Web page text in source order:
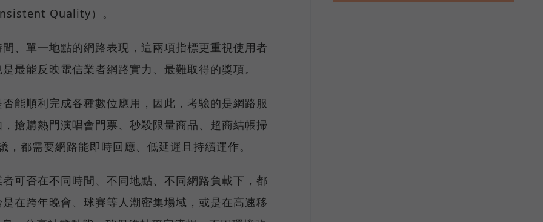
Quality）。
、單一地點的網路表現，這兩項指標更重視使用者
最能反映電信業者網路實力、最難取得的獎項。
能順利完成各種數位應用，因此，考驗的是網路服
搶購熱門演唱會門票、秒殺限量商品、超商結帳掃
都需要網路能即時回應、低延遲且持續運作。
可否在不同時間、不同地點、不同網路負載下，都
在跨年晚會、球賽等人潮密集場域，或是在高速移